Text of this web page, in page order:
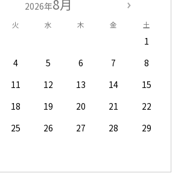
2026年8月
火 水 木 金 土
1
4 5 6 7
8
11 12 13 14
15
18 19 20 21
22
25 26 27 28
29